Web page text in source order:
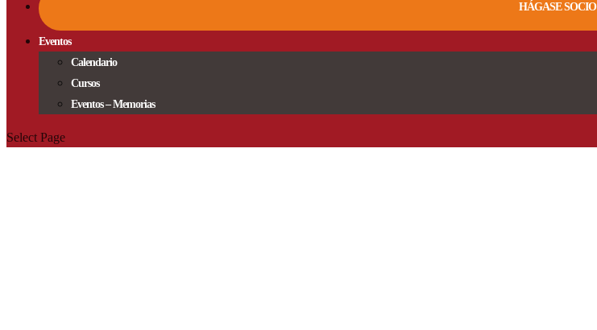
HÁGASE SOCIO
Eventos
Calendario
Cursos
Eventos – Memorias
Select Page